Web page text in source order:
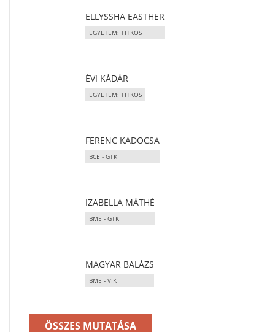
ELLYSSHA EASTHER
EGYETEM: TITKOS
ÉVI KÁDÁR
EGYETEM: TITKOS
FERENC KADOCSA
BCE - GTK
IZABELLA MÁTHÉ
BME - GTK
MAGYAR BALÁZS
BME - VIK
ÖSSZES MUTATÁSA